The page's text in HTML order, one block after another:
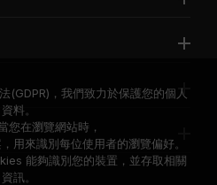
(GDPR)，我們致力於保護您的個人
資料。
您在瀏覽網站時，
用來識別每位使用者的瀏覽偏好。
能夠識別您的裝置，並存取相關
資訊。